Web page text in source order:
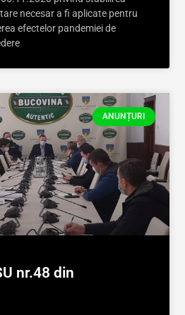
necesar a fi aplicate pentru
efectelor pandemiei de
ANUNȚURI
nr.48 din